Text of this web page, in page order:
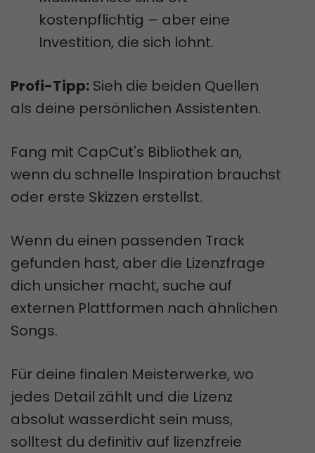
kostenpflichtig – aber eine
Investition, die sich lohnt.
Profi-Tipp: Sieh die beiden Quellen
als deine persönlichen Assistenten.
Fang mit CapCut's Bibliothek an,
wenn du schnelle Inspiration brauchst
oder erste Skizzen erstellst.
Wenn du einen passenden Track
gefunden hast, aber die Lizenzfrage
dich unsicher macht, suche auf
externen Plattformen nach ähnlichen
Songs.
Für deine finalen Meisterwerke, wo
jedes Detail zählt und die Lizenz
absolut wasserdicht sein muss,
solltest du definitiv auf lizenzfreie